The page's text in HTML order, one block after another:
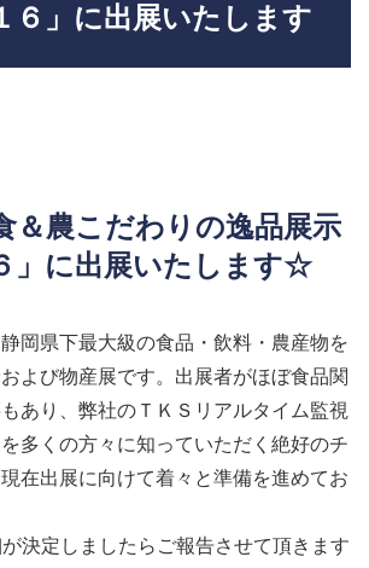
６」に出展いたします
＆農こだわりの逸品展示
」に出展いたします☆
岡県下最大級の食品・飲料・農産物を
よび物産展です。出展者がほぼ食品関
あり、弊社のＴＫＳリアルタイム監視
多くの方々に知っていただく絶好のチ
在出展に向けて着々と準備を進めてお
決定しましたらご報告させて頂きます